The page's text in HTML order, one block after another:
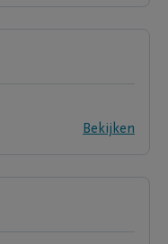
Bekijken